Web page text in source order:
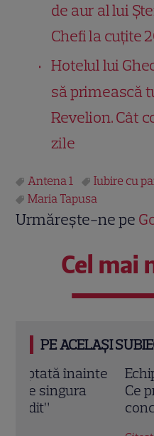
de aur al lui
Chefi la cuțite
Hotelul lui
să primească
Revelion. Cât
zile
Antena 1
Iubire cu
Maria Tapusa
Urmărește-ne pe
Cel mai
PE ACELAȘI
Echipa roșie a
Ce provocări le
concurenților